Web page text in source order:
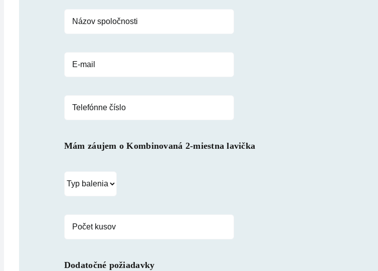
Mám záujem oKombinovaná 2-miestna lavička
Dodatočné požiadavky